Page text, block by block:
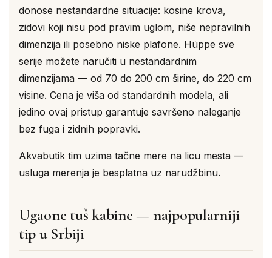
donose nestandardne situacije: kosine krova,
zidovi koji nisu pod pravim uglom, niše nepravilnih
dimenzija ili posebno niske plafone. Hüppe sve
serije možete naručiti u nestandardnim
dimenzijama — od 70 do 200 cm širine, do 220 cm
visine. Cena je viša od standardnih modela, ali
jedino ovaj pristup garantuje savršeno naleganje
bez fuga i zidnih popravki.
Akvabutik tim uzima tačne mere na licu mesta —
usluga merenja je besplatna uz narudžbinu.
Ugaone tuš kabine — najpopularniji
tip u Srbiji